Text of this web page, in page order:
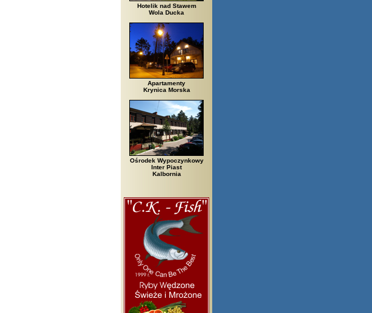
Barczewo, Bardo, Białobrzegi, Białowieża, Bielsko Biała, Biały Bór, Biały Dunajec, Białystok,
Hotelik nad Stawem
Wola Ducka
Apartamenty
Krynica Morska
Ośrodek Wypoczynkowy
Inter Piast
Kalbornia